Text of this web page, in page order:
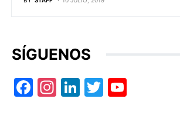
SÍGUENOS
Facebook
Instagram
LinkedIn
Twitter